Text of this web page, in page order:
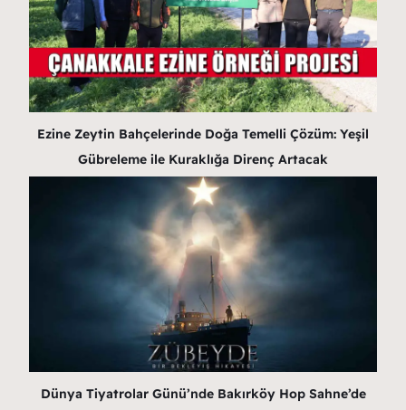
Ezine Zeytin Bahçelerinde Doğa Temelli Çözüm: Yeşil
Gübreleme ile Kuraklığa Direnç Artacak
Dünya Tiyatrolar Günü’nde Bakırköy Hop Sahne’de